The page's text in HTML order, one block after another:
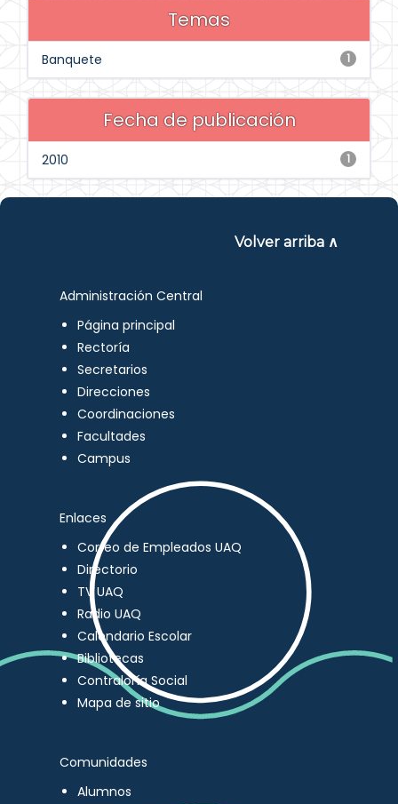
Temas
1
Banquete
Fecha de publicación
1
2010
Volver arriba ∧
Administración Central
Página principal
Rectoría
Secretarios
Direcciones
Coordinaciones
Facultades
Campus
Enlaces
Correo de Empleados UAQ
Directorio
TV UAQ
Radio UAQ
Calendario Escolar
Bibliotecas
Contraloría Social
Mapa de sitio
Comunidades
Alumnos